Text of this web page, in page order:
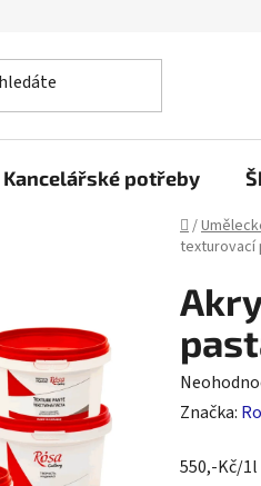
Kancelářské potřeby
Domů
/
texturovací
Průměrné
hodnocení
je
Značka:
550,-Kč/1l